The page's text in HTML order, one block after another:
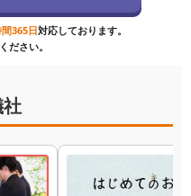
365日対応しております。
ださい。